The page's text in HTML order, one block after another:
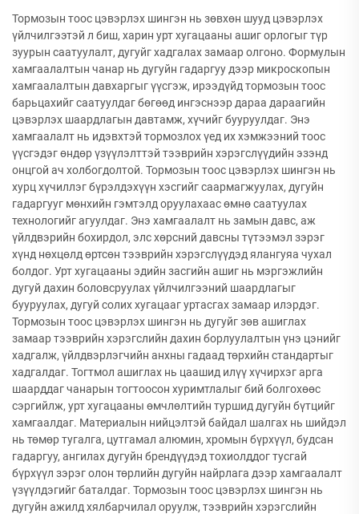
Тормозын тоос цэвэрлэх шингэн нь зөвхөн шууд цэвэрлэх
үйлчилгээтэй л биш, харин урт хугацааны ашиг орлогыг түр
зуурын саатуулалт, дугуйг хадгалах замаар олгоно. Формулын
хамгаалалтын чанар нь дугуйн гадаргуу дээр микроскопын
хамгаалалтын давхаргыг үүсгэж, ирээдүйд тормозын тоос
барьцахийг саатуулдаг бөгөөд ингэснээр дараа дараагийн
цэвэрлэх шаардлагын давтамж, хүчийг бууруулдаг. Энэ
хамгаалалт нь идэвхтэй тормозлох үед их хэмжээний тоос
үүсгэдэг өндөр үзүүлэлттэй тээврийн хэрэгслүүдийн эзэнд
онцгой ач холбогдолтой. Тормозын тоос цэвэрлэх шингэн нь
хурц хүчиллэг бүрэлдэхүүн хэсгийг саармагжуулах, дугуйн
гадаргууг мөнхийн гэмтэлд оруулахаас өмнө саатуулах
технологийг агуулдаг. Энэ хамгаалалт нь замын давс, аж
үйлдвэрийн бохирдол, элс хөрсний давсны түтээмэл зэрэг
хүнд нөхцөлд өртсөн тээврийн хэрэгслүүдэд ялангуяа чухал
болдог. Урт хугацааны эдийн засгийн ашиг нь мэргэжлийн
дугуй дахин боловсруулах үйлчилгээний шаардлагыг
бууруулах, дугуй солих хугацааг уртасгах замаар илэрдэг.
Тормозын тоос цэвэрлэх шингэн нь дугуйг зөв ашиглах
замаар тээврийн хэрэгслийн дахин борлуулалтын үнэ цэнийг
хадгалж, үйлдвэрлэгчийн анхны гадаад төрхийн стандартыг
хадгалдаг. Тогтмол ашиглах нь цаашид илүү хүчирхэг арга
шаарддаг чанарын тогтоосон хуримтлалыг бий болгохөөс
сэргийлж, урт хугацааны өмчлөлтийн туршид дугуйн бүтцийг
хамгаалдаг. Материалын нийцэлтэй байдал шалгах нь шийдэл
нь төмөр тугалга, цутгамал алюмин, хромын бүрхүүл, будсан
гадаргуу, ангилах дугуйн брендүүдэд тохиолддог тусгай
бүрхүүл зэрэг олон төрлийн дугуйн найрлага дээр хамгаалалт
үзүүлдэгийг баталдаг. Тормозын тоос цэвэрлэх шингэн нь
дугуйн ажилд хялбарчилал оруулж, тээврийн хэрэгслийн